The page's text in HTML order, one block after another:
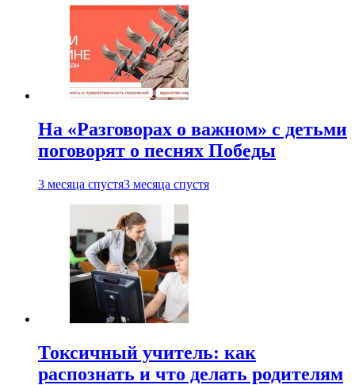
На «Разговорах о важном» с детьми
поговорят о песнях Победы
3 месяца спустя3 месяца спустя
Токсичный учитель: как
распознать и что делать родителям